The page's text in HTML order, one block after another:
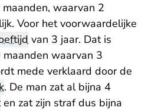
waarvan 2
Voor het voorwaardelijke
van 3 jaar. Dat is
waarvan 3
mede verklaard door de
. De man zat al bijna 4
en zat zijn straf dus bijna